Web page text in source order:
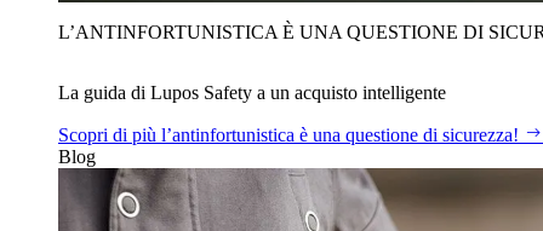
L’ANTINFORTUNISTICA È UNA QUESTIONE DI
La guida di Lupos Safety a un acquisto intelligente
Scopri di più l’antinfortunistica è una questione di sicurezza!
Blog